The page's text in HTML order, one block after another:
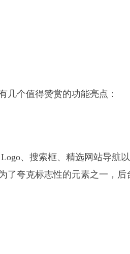
几个值得赞赏的功能亮点：
、搜索框、精选网站导航
了夸克标志性的元素之一，后